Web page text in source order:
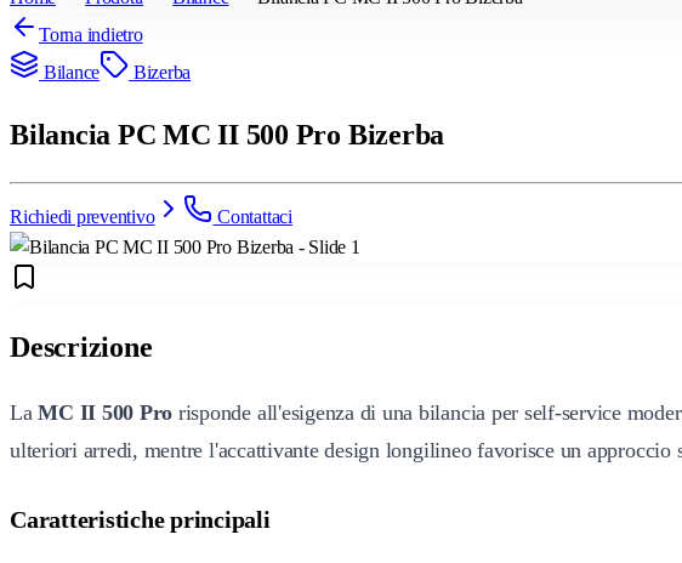
Torna indietro
Bilance
Bizerba
Bilancia PC MC II 500 Pro Bizerba
Richiedi preventivo Contattaci
Descrizione
LaMC II 500 Pro risponde all'esigenza di una bilancia per self-service
ulteriori arredi, mentre l'accattivante design longilineo favorisce un approccio
Caratteristiche principali